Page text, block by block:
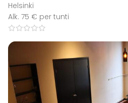
Helsinki
Alk. 75 € per tunti